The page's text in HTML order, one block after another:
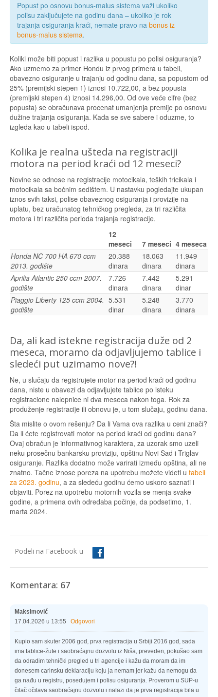
Popust po osnovu bonus-malus sistema važi ukoliko
polisu zaključujete na godinu dana – ukoliko je rok
trajanja osiguranja kraći, nemate pravo na bonus iz
bonus-malus sistema.
Koliki može biti popust i razlika u popustu po polisi osiguranja?
Ako uzmemo za primer Hondu iz prvog primera u tabeli,
obavezno osiguranje u trajanju od godinu dana, sa popustom od
25% (premijski stepen 1) iznosi 10.722,00, a bez popusta
(premijski stepen 4) iznosi 14.296,00. Od ove veće cifre (bez
popusta) se obračunava procenat umanjenja premije po osnovu
dužine trajanja osiguranja. Kada se sve sabere i oduzme, to
izgleda kao u tabeli ispod.
Kolika je realna ušteda na registraciji
motora na period kraći od 12 meseci?
Novine se odnose na registracije motocikala, teških tricikala i
motocikala sa bočnim sedištem. U nastavku pogledajte ukupan
iznos svih taksi, polise obaveznog osiguranja i provizije na
uplatu, bez uračunatog tehničkog pregleda, za tri različita
motora i tri različita perioda trajanja registracije.
12
meseci
7 meseci 4 meseca
Honda NC 700 HA 670 ccm
2013. godište
20.388
dinara
18.063
dinara
11.949
dinara
Aprilia Atlantic 250 ccm 2007.
godište
7.726
dinara
7.442
dinara
5.291
dinar
Piaggio Liberty 125 ccm 2004.
godište
5.531
dinar
5.248
dinara
3.770
dinara
Da, ali kad istekne registracija duže od 2
meseca, moramo da odjavljujemo tablice i
sledeći put uzimamo nove?!
Ne, u slučaju da registrujete motor na period kraći od godinu
dana, niste u obavezi da odjavljujete tablice po isteku
registracione nalepnice ni dva meseca nakon toga. Rok za
produženje registracije ili obnovu je, u tom slučaju, godinu dana.
Šta mislite o ovom rešenju? Da li Vama ova razlika u ceni znači?
Da li ćete registrovati motor na period kraći od godinu dana?
Ovaj obračun je informativnog karaktera, za uzorak smo uzeli
neku prosečnu bankarsku proviziju, opštinu Novi Sad i Triglav
osiguranje. Razlika dodatno može varirati između opština, ali ne
znatno. Tačne iznose poreza na upotrebu možete videti u tabeli
za 2023. godinu, a za sledeću godinu ćemo uskoro saznati i
objaviti. Porez na upotrebu motornih vozila se menja svake
godine, a primena ovih odredaba počinje, da podsetimo, 1.
marta 2024.
Podeli na Facebook-u
Komentara: 67
Maksimović
17.04.2026 u 13:55 Odgovori
Kupio sam skuter 2006 god, prva registracija u Srbiji 2016 god, sada
ima tablice-žute i saobraćajnu dozvolu iz Niša, preveden, pokušao sam
da odradim tehnički pregled u tri agencije i kažu da moram da im
donesem carinsku deklaraciju koju ja nemam jer kažu da nemogu da
ga nađu u registru, posedujem i polisu osiguranja. Proverom u SUP-u
čitač očitava saobraćajnu dozvolu i nalazi da je prva registracija bila u